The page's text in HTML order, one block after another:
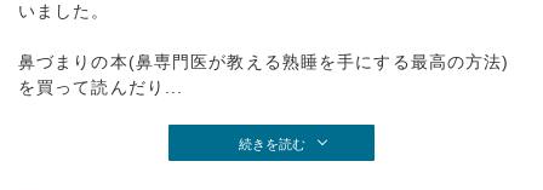
いました。
鼻づまりの本(鼻専門医が教える熟睡を手にする最高の方法)
を買って読んだり...
続きを読む